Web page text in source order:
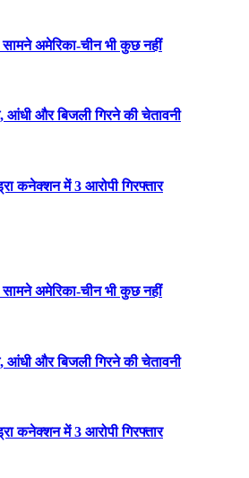
अमेरिका-चीन भी कुछ नहीं
आंधी और बिजली गिरने की चेतावनी
कनेक्शन में 3 आरोपी गिरफ्तार
अमेरिका-चीन भी कुछ नहीं
आंधी और बिजली गिरने की चेतावनी
कनेक्शन में 3 आरोपी गिरफ्तार